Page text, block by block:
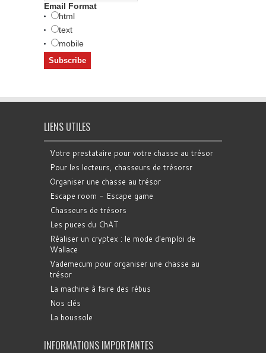
Email Format
html
text
mobile
LIENS UTILES
Votre prestataire pour votre chasse au trésor
Pour les lecteurs, chasseurs de trésorsr
Organiser une chasse au trésor
Escape room - Escape game
Chasseurs de trésors
Les puces du ChAT
Réaliser un cryptex : le mode d'emploi de
Wallace
Vademecum pour organiser une chasse au
trésor
La machine à faire des rébus
Nos clés
La boussole
INFORMATIONS IMPORTANTES